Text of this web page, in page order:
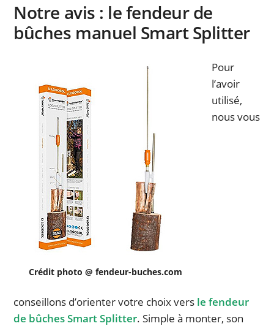
Notre avis : le fendeur de
bûches manuel Smart Splitter
Crédit photo @ fendeur-buches.com
Pour
l’avoir
utilisé,
nous vous
conseillons d’orienter votre choix vers le fendeur
de bûches Smart Splitter. Simple à monter, son